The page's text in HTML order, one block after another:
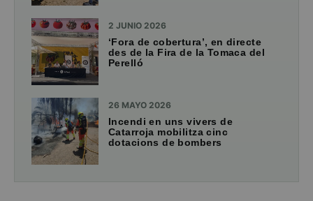
2 JUNIO 2026
‘Fora de cobertura’, en directe
des de la Fira de la Tomaca del
Perelló
26 MAYO 2026
Incendi en uns vivers de
Catarroja mobilitza cinc
dotacions de bombers